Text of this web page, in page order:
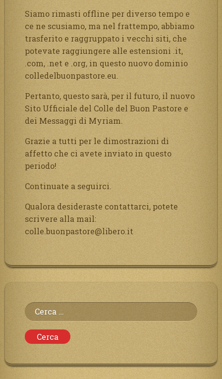
Siamo rimasti offline per diverso tempo e
ce ne scusiamo, ma nel frattempo, abbiamo
trasferito e raggruppato i vecchi siti, che
potevate raggiungere alle estensioni .it,
.com, .net e .org, in questo nuovo dominio
colledelbuonpastore.eu.
Pertanto, questo sarà, per il futuro, il nuovo
Sito Ufficiale del Colle del Buon Pastore e
dei Messaggi di Myriam.
Grazie a tutti per le dimostrazioni di
affetto che ci avete inviato in questo
periodo!
Continuate a seguirci.
Qualora desideraste contattarci, potete
scrivere alla mail:
colle.buonpastore@libero.it
Ricerca
per: